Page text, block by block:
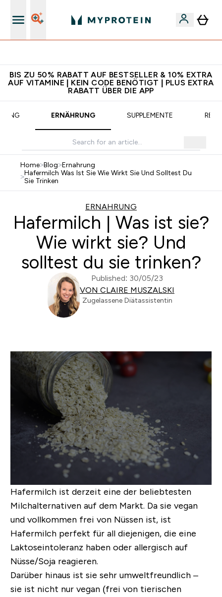
BIS ZU 50% RABATT AUF BESTSELLER & 10% EXTRA
AUF VITAMINE | KEIN CODE BENÖTIGT | PLUS EXTRA
RABATT ÜBER DIE APP
ERNÄHRUNG SUPPLEMENTE
Home>Blog>Ernahrung
>Hafermilch Was Ist Sie Wie Wirkt Sie Und Solltest Du
Sie Trinken
ERNAHRUNG
Hafermilch | Was ist sie?
Wie wirkt sie? Und
solltest du sie trinken?
Published: 30/05/23
VON CLAIRE MUSZALSKI
Zugelassene Diätassistentin
Hafermilch ist derzeit eine der beliebtesten
Milchalternativen auf dem Markt. Da sie vegan
und vollkommen frei von Nüssen ist, ist
Hafermilch perfekt für all diejenigen, die eine
Laktoseintoleranz haben oder allergisch auf
Nüsse/Soja reagieren.
Darüber hinaus ist sie sehr umweltfreundlich –
sie ist nicht nur vegan (frei von tierischen